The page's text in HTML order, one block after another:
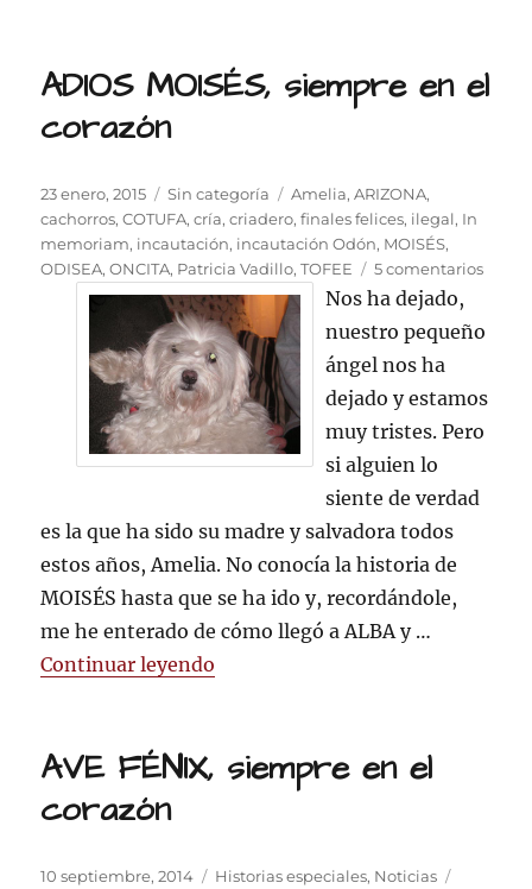
ADIOS MOISÉS, siempre en el
corazón
Publicado
el
23 enero, 2015 Categorías
Sin categoría Etiquetas
Amelia,ARIZONA,
cachorros,COTUFA,cría,criadero,finales felices, ilegal, In
memoriam, incautación, incautación Odón, MOISÉS,
ODISEA,ONCITA, Patricia Vadillo,TOFEE 5 comentariosen
el
Nos ha dejado,
nuestro pequeño
ángel nos ha
dejado y estamos
muy tristes. Pero
si alguien lo
siente de verdad
es la que ha sido su madre y salvadora todos
estos años, Amelia. No conocía la historia de
MOISÉS hasta que se ha ido y, recordándole,
me he enterado de cómo llegó a ALBA y …
Continuar leyendo
AVE FÉNIX, siempre en el
corazón
Publicado
10 septiembre, 2014 Categorías
Historias especiales, Noticias